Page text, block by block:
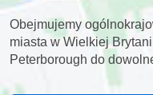
Obejmujemy
miasta w Wielkiej
Peterborough do